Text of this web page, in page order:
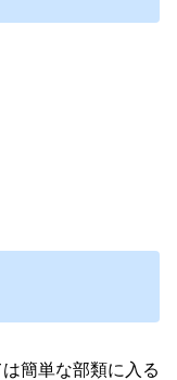
簡単な部類に入る